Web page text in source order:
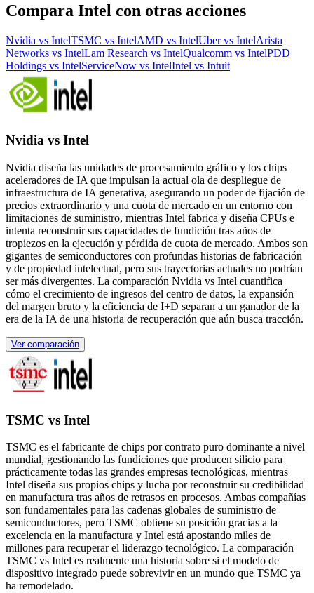
Compara Intel con otras acciones
Nvidia vs IntelTSMC vs IntelAMD vs IntelUber vs IntelArista
Networks vs IntelLam Research vs IntelQualcomm vs IntelPDD
Holdings vs IntelServiceNow vs IntelIntel vs Intuit
Nvidia vs Intel
Nvidia diseña las unidades de procesamiento gráfico y los chips
aceleradores de IA que impulsan la actual ola de despliegue de
infraestructura de IA generativa, asegurando un poder de fijación de
precios extraordinario y una cuota de mercado en un entorno con
limitaciones de suministro, mientras Intel fabrica y diseña CPUs e
intenta reconstruir sus capacidades de fundición tras años de
tropiezos en la ejecución y pérdida de cuota de mercado. Ambos son
gigantes de semiconductores con profundas historias de fabricación
y de propiedad intelectual, pero sus trayectorias actuales no podrían
ser más divergentes. La comparación Nvidia vs Intel cuantifica
cómo el crecimiento de ingresos del centro de datos, la expansión
del margen bruto y la eficiencia de I+D separan a un ganador de la
era de la IA de una historia de recuperación que aún busca tracción.
Ver comparación
TSMC vs Intel
TSMC es el fabricante de chips por contrato puro dominante a nivel
mundial, gestionando las fundiciones que producen silicio para
prácticamente todas las grandes empresas tecnológicas, mientras
Intel diseña sus propios chips y lucha por reconstruir su credibilidad
en manufactura tras años de retrasos en procesos. Ambas compañías
son fundamentales para las cadenas globales de suministro de
semiconductores, pero TSMC obtiene su posición gracias a la
excelencia en la manufactura y Intel está apostando miles de
millones para recuperar el liderazgo tecnológico. La comparación
TSMC vs Intel es realmente una historia sobre si el modelo de
dispositivo integrado puede sobrevivir en un mundo que TSMC ya
ha remodelado.